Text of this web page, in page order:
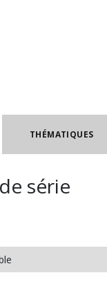
THÉMATIQUES
série